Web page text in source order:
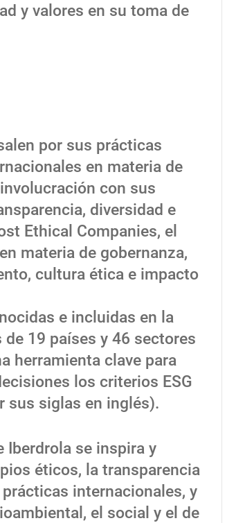
y valores en su toma de
por sus prácticas
en materia de
con sus
diversidad e
Ethical Companies, el
materia de gobernanza,
cultura ética e impacto
e incluidas en la
19 países y 46 sectores
herramienta clave para
los criterios ESG
sus siglas en inglés).
Iberdrola se inspira y
éticos, la transparencia
internacionales, y
el social y el de